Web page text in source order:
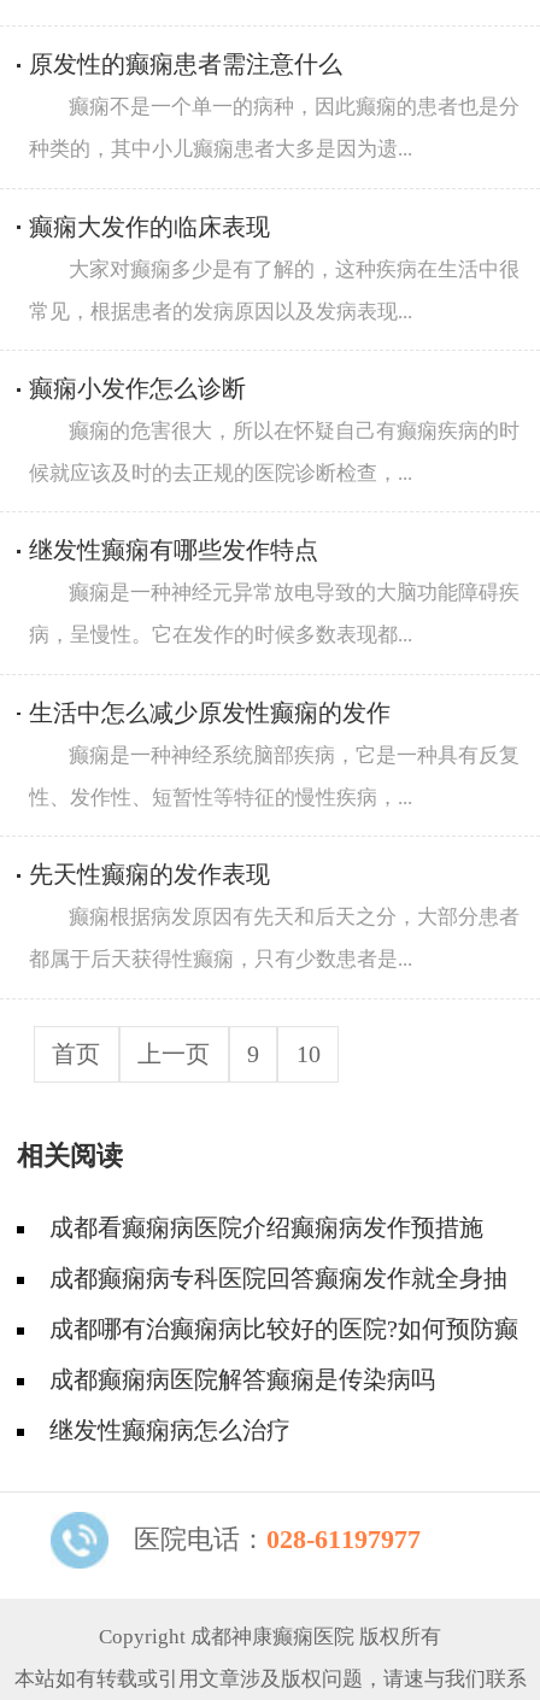
原发性的癫痫患者需注意什么
癫痫不是一个单一的病种，因此癫痫的患者也是分
种类的，其中小儿癫痫患者大多是因为遗...
癫痫大发作的临床表现
大家对癫痫多少是有了解的，这种疾病在生活中很
常见，根据患者的发病原因以及发病表现...
癫痫小发作怎么诊断
癫痫的危害很大，所以在怀疑自己有癫痫疾病的时
候就应该及时的去正规的医院诊断检查，...
继发性癫痫有哪些发作特点
癫痫是一种神经元异常放电导致的大脑功能障碍疾
病，呈慢性。它在发作的时候多数表现都...
生活中怎么减少原发性癫痫的发作
癫痫是一种神经系统脑部疾病，它是一种具有反复
性、发作性、短暂性等特征的慢性疾病，...
先天性癫痫的发作表现
癫痫根据病发原因有先天和后天之分，大部分患者
都属于后天获得性癫痫，只有少数患者是...
首页 上一页 9 10
相关阅读
成都看癫痫病医院介绍癫痫病发作预措施
成都癫痫病专科医院回答癫痫发作就全身抽
搐吗成都哪有治癫痫病比较好的医院?如何预防癫
痫发作抽搐
成都癫痫病医院解答癫痫是传染病吗
继发性癫痫病怎么治疗
医院电话： 028-61197977
Copyright 成都神康癫痫医院 版权所有
本站如有转载或引用文章涉及版权问题，请速与我们联系